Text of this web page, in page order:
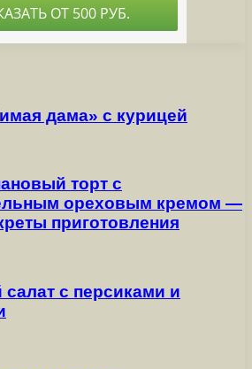
дама» с курицей
торт с
ореховым кремом —
приготовления
с персиками и